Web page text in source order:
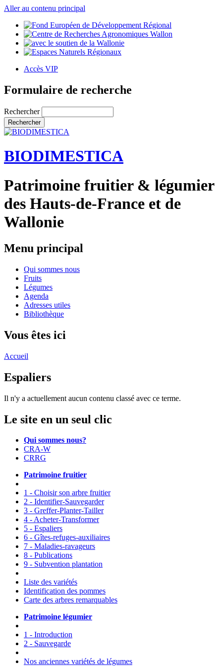
Aller au contenu principal
Accès VIP
Formulaire de recherche
Rechercher
BIODIMESTICA
Patrimoine fruitier & légumier
des Hauts-de-France et de
Wallonie
Menu principal
Qui sommes nous
Fruits
Légumes
Agenda
Adresses utiles
Bibliothèque
Vous êtes ici
Accueil
Espaliers
Il n'y a actuellement aucun contenu classé avec ce terme.
Le site en un seul clic
Qui sommes nous?
CRA-W
CRRG
Patrimoine fruitier
1 - Choisir son arbre fruitier
2 - Identifier-Sauvegarder
3 - Greffer-Planter-Tailler
4 - Acheter-Transformer
5 - Espaliers
6 - Gîtes-refuges-auxiliaires
7 - Maladies-ravageurs
8 - Publications
9 - Subvention plantation
Liste des variétés
Identification des pommes
Carte des arbres remarquables
Patrimoine légumier
1 - Introduction
2 - Sauvegarde
Nos anciennes variétés de légumes